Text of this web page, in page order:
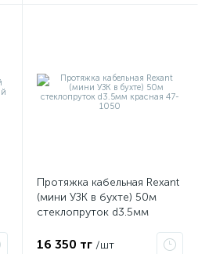
Протяжка кабельная Rexant
(мини УЗК в бухте) 50м
стеклопруток d3.5мм
16 350 тг /шт